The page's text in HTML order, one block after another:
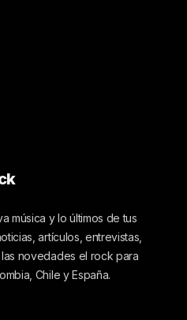
música y lo últimos de tus
artículos, entrevistas,
novedades el rock para
Chile y España.